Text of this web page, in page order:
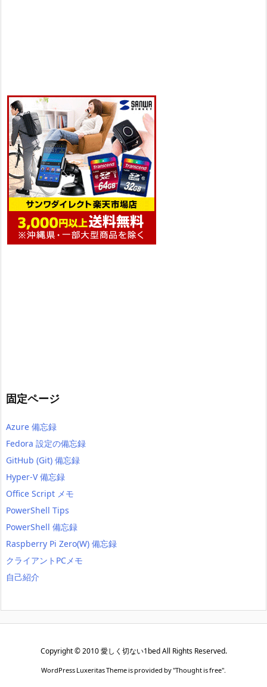
固定ページ
Azure 備忘録
Fedora 設定の備忘録
GitHub (Git) 備忘録
Hyper-V 備忘録
Office Script メモ
PowerShell Tips
PowerShell 備忘録
Raspberry Pi Zero(W) 備忘録
クライアントPCメモ
自己紹介
Copyright ©2010 愛しく切ない1bedAll Rights Reserved.
WordPress Luxeritas Theme is provided by "Thought is free".